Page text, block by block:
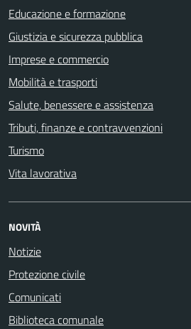
Educazione e formazione
Giustizia e sicurezza pubblica
Imprese e commercio
Mobilità e trasporti
Salute, benessere e assistenza
Tributi, finanze e contravvenzioni
Turismo
Vita lavorativa
NOVITÀ
Notizie
Protezione civile
Comunicati
Biblioteca comunale